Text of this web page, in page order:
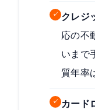
✓ クレジ
応の不
いまで
質年率
✓ カード